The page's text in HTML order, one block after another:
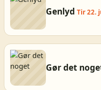
Genlyd Tir 22.
Gør det